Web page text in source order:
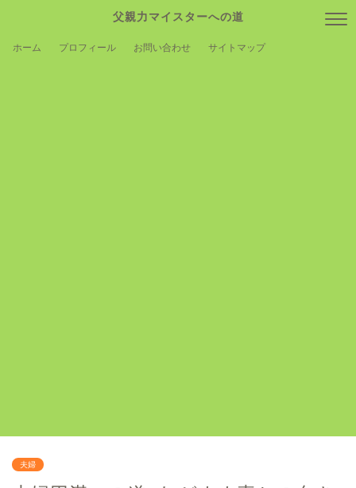
父親力マイスターへの道
ホーム プロフィール お問い合わせ サイトマップ
夫婦